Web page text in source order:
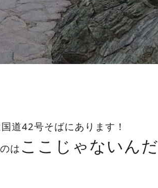
道42号そばにあります！
は ここじゃないんだ